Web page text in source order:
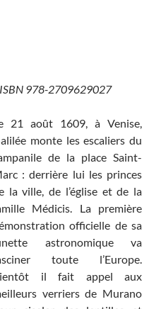
ISBN 978-2709629027
21 août 1609, à Venise,
monte les escaliers du
de la place Saint-
: derrière lui les princes
la ville, de l’église et de la
Médicis. La première
officielle de sa
astronomique va
toute l’Europe.
il fait appel aux
verriers de Murano